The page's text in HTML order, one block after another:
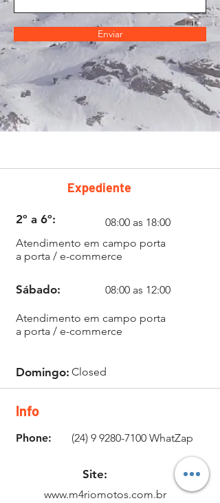
Enviar
mj232@mj232.com.br
Expediente
2º a 6º:
08:00 as 18:00
Atendimento em campo porta
a porta / e-commerce
Sábado: 08:00 as 12:00
Atendimento em campo porta
a porta / e-commerce
Domingo: Closed
Info
Phone: (24) 9 9280-7100 WhatZap
Site:
www.m4riomotos.com.br